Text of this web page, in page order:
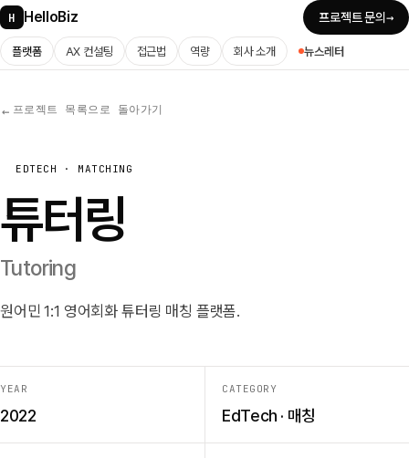
H HelloBiz
플랫폼 AX 컨설팅 접근법 역량 회사 소개 뉴스레터
프로젝트 문의→
← 프로젝트 목록으로 돌아가기
EDTECH · MATCHING
튜터링
Tutoring
원어민 1:1 영어회화 튜터링 매칭 플랫폼.
YEAR
2022
CATEGORY
EdTech · 매칭